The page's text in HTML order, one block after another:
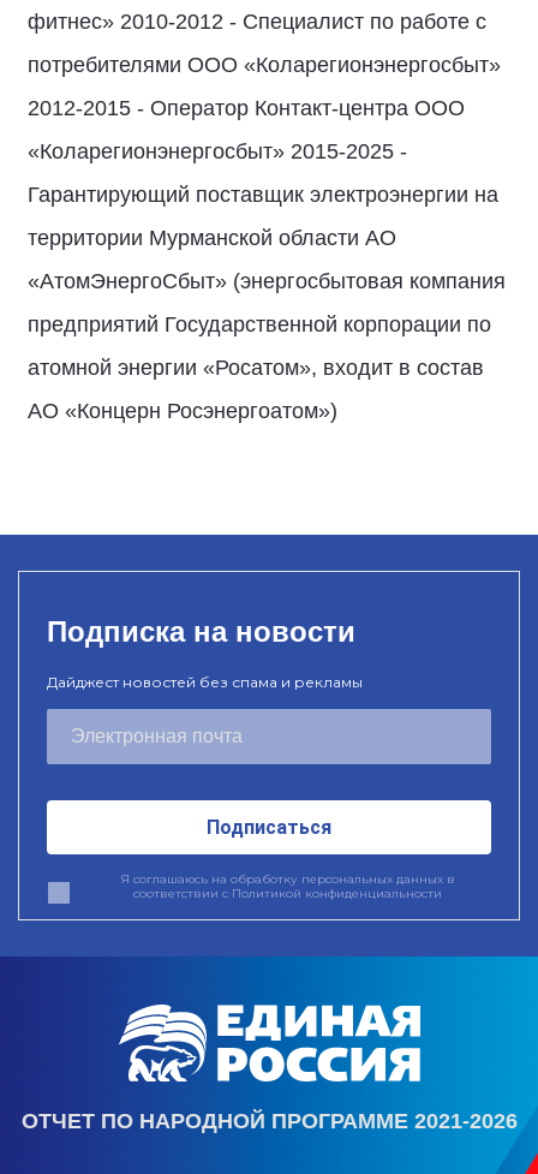
фитнес» 2010-2012 - Специалист по работе с
потребителями ООО «Коларегионэнергосбыт»
2012-2015 - Оператор Контакт-центра ООО
«Коларегионэнергосбыт» 2015-2025 -
Гарантирующий поставщик электроэнергии на
территории Мурманской области АО
«АтомЭнергоСбыт» (энергосбытовая компания
предприятий Государственной корпорации по
атомной энергии «Росатом», входит в состав
АО «Концерн Росэнергоатом»)
Подписка на новости
Дайджест новостей без спама и рекламы
Подписаться
Я соглашаюсь на обработку персональных данных в
соответствии с Политикой конфиденциальности
ОТЧЕТ ПО НАРОДНОЙ ПРОГРАММЕ 2021-2026